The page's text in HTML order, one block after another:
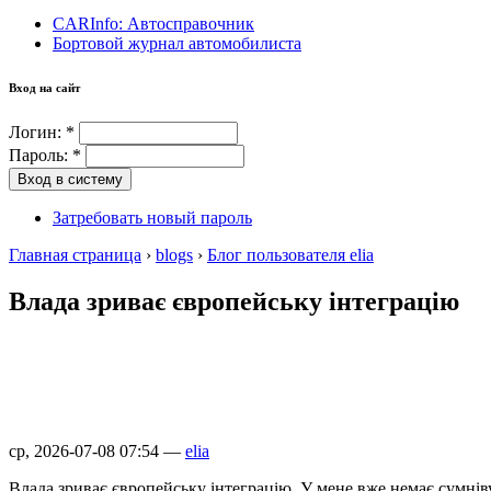
CARInfo: Автосправочник
Бортовой журнал автомобилиста
Вход на сайт
Логин: *
Пароль: *
Затребовать новый пароль
Главная страница › blogs › Блог пользователя elia
Влада зриває європейську інтеграцію
ср, 2026-07-08 07:54 — elia